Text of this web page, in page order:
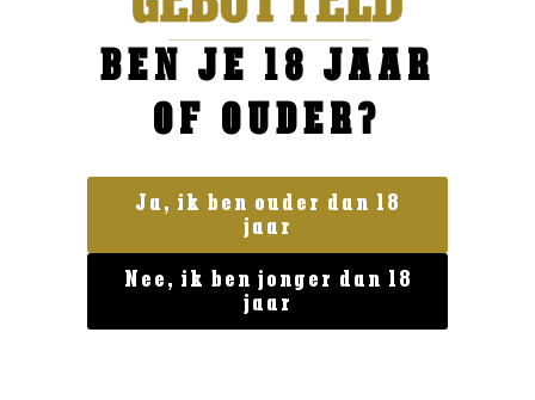
Land van Herkomst
Epicuro Salice Salentino
BEN JE 18 JAAR
OF OUDER?
Ja, ik ben ouder dan 18
jaar
Nee, ik ben jonger dan 18
jaar